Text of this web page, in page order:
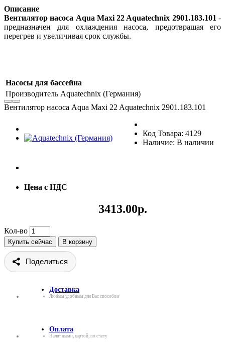
Описание
Вентилятор насоса Aqua Maxi 22 Aquatechnix 2901.183.101 -
предназначен для охлаждения насоса, предотвращая его
перегрев и увеличивая срок службы.
Насосы для бассейна
Производитель Aquatechnix (Германия)
Вентилятор насоса Aqua Maxi 22 Aquatechnix 2901.183.101
Код Товара: 4129
Наличие: В наличии
Цена с НДС
3413.00р.
Кол-во
Купить сейчас В корзину
Поделиться
Доставка
Любым удобным для Вас способом
Оплата
Наличными, картой, по счету